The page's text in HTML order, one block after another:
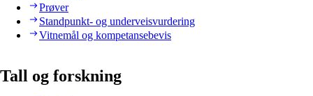
Prøver
Standpunkt- og underveisvurdering
Vitnemål og kompetansebevis
Tall og forskning